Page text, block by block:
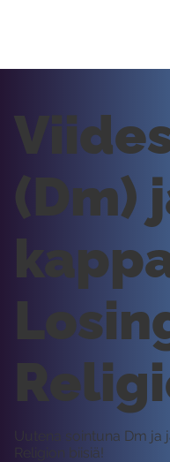
(Dm)
Uutena sointuna Dm ja
Religion biisiä!